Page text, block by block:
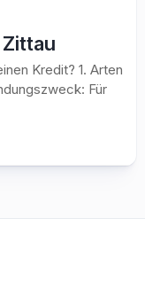
Kredit? 1. Arten
Für